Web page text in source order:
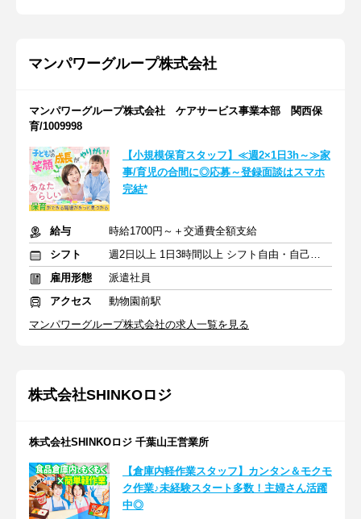
マンパワーグループ株式会社
マンパワーグループ株式会社 ケアサービス事業本部 関西保
育/1009998
【小規模保育スタッフ】≪週2×1日3h～≫家
事/育児の合間に◎応募～登録面談はスマホ
完結*
給与
時給1700円～＋交通費全額支給
シフト
週2日以上 1日3時間以上 シフト自由・自己申告
雇用形態
派遣社員
アクセス
動物園前駅
マンパワーグループ株式会社の求人一覧を見る
株式会社SHINKOロジ
株式会社SHINKOロジ 千葉山王営業所
【倉庫内軽作業スタッフ】カンタン＆モクモ
ク作業♪未経験スタート多数！主婦さん活躍
中◎